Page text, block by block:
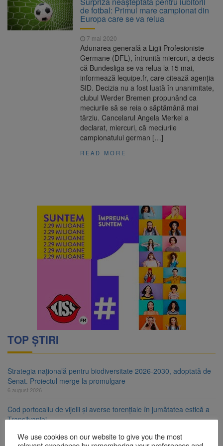
Ormeniș
6 august 2026
AUR a lansat platforma
suspeND.ro pentru urmărirea inițiativei de
suspendare a președintelui Nicușor Dan
Înalta Curte analizează
dosarul lui Călin Georgescu și Horațiu Potra.
Judecătorii decid dacă începe procesul
Strategia națională pentru
biodiversitate 2026-2030, adoptată de Senat.
Proiectul merge la promulgare
de fotbal: Primul mare campionat din
Europa care se va relua
7 mai 2020
Adunarea generală a Ligii Profesioniste
Germane (DFL), întrunită miercuri, a decis
că Bundesliga se va relua la 15 mai,
informează lequipe.fr, care citează agenţia
SID. Decizia nu a fost luată în unanimitate,
clubul Werder Bremen propunând ca
meciurile să se reia o săptămână mai
târziu. Cancelarul Angela Merkel a
declarat, miercuri, că meciurile
campionatului german […]
READ MORE
TOP ȘTIRI
Strategia națională pentru biodiversitate 2026-2030, adoptată de
Senat. Proiectul merge la promulgare
6 august 2026
Cod portocaliu de vijelii și averse torențiale în jumătatea estică a
Transilvaniei
We use cookies on our website to give you the most